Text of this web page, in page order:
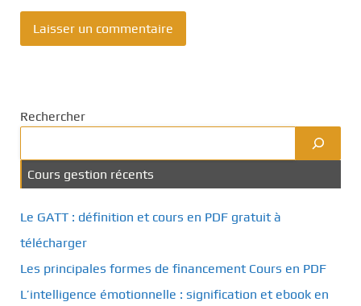
Rechercher
Cours gestion récents
Le GATT : définition et cours en PDF gratuit à
télécharger
Les principales formes de financement Cours en PDF
L’intelligence émotionnelle : signification et ebook en